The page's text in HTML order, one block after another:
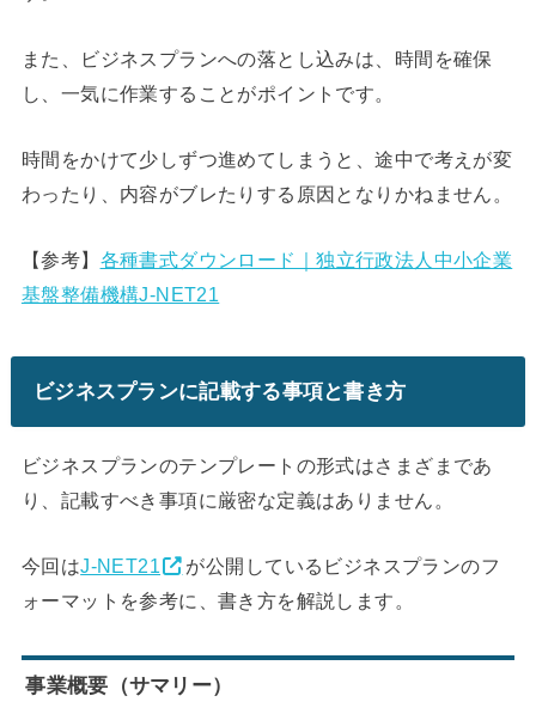
また、ビジネスプランへの落とし込みは、時間を確保
し、一気に作業することがポイントです。
時間をかけて少しずつ進めてしまうと、途中で考えが変
わったり、内容がブレたりする原因となりかねません。
【参考】 各種書式ダウンロード｜独立行政法人中小企業
基盤整備機構J-NET21
ビジネスプランに記載する事項と書き方
ビジネスプランのテンプレートの形式はさまざまであ
り、記載すべき事項に厳密な定義はありません。
今回はJ-NET21
が公開しているビジネスプランのフ
ォーマットを参考に、書き方を解説します。
事業概要（サマリー）